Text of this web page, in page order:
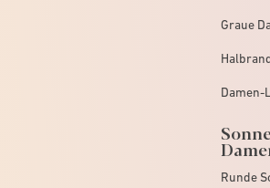
Graue
Damen-
Runde